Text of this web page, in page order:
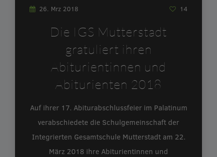
26. Mrz 2018 14
Die IGS Mutterstadt
gratuliert ihren
Abiturientinnen und
Abiturienten 2018
Auf ihrer 17. Abiturabschlussfeier im Palatinum
verabschiedete die Schulgemeinschaft der
Integrierten Gesamtschule Mutterstadt am 22.
März 2018 ihre Abiturientinnen und